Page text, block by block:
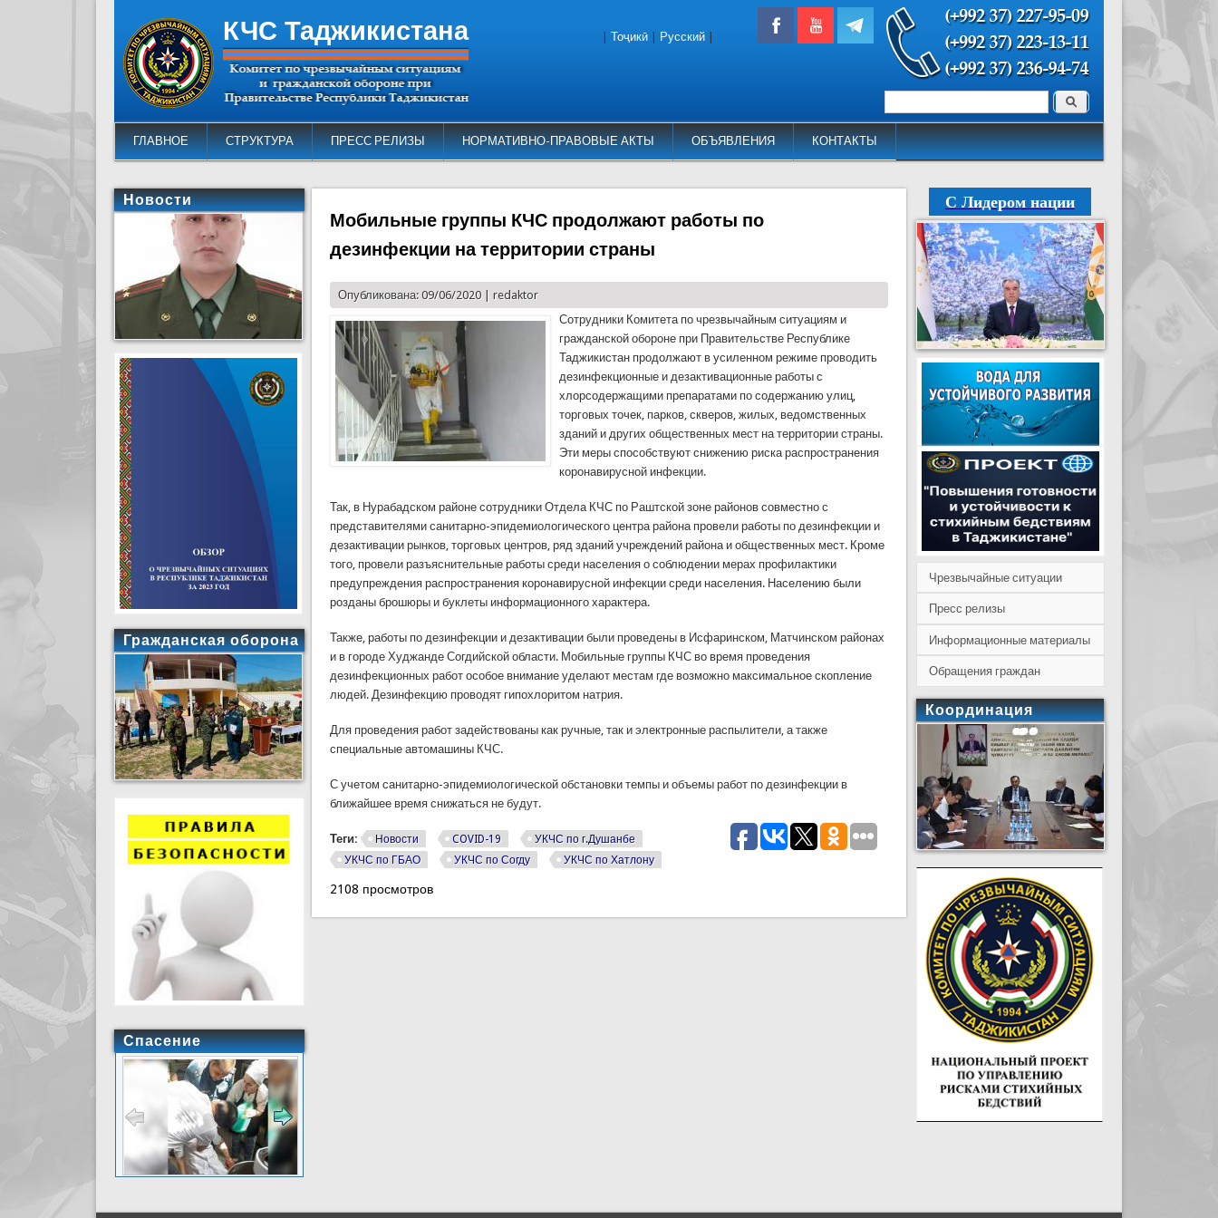
КЧС Таджикистана
ГЛАВНОЕ СТРУКТУРА ПРЕСС РЕЛИЗЫ НОРМАТИВНО-ПРАВОВЫЕ АКТЫ ОБЪЯВЛЕНИЯ КОНТАКТЫ
Форма поиска Поиск
Тоҷикӣ Русский
Мобильные группы КЧС продолжают работы по
дезинфекции на территории страны
Опубликована: 09/06/2020 |redaktor
Сотрудники Комитета по чрезвычайным ситуациям и
гражданской обороне при Правительстве Республике
Таджикистан продолжают в усиленном режиме проводить
дезинфекционные и дезактивационные работы с
хлорсодержащими препаратами по содержанию улиц,
торговых точек, парков, скверов, жилых, ведомственных
зданий и других общественных мест на территории страны.
Эти меры способствуют снижению риска распространения
коронавирусной инфекции.
Так, в Нурабадском районе сотрудники Отдела КЧС по Раштской зоне районов совместно с
представителями санитарно-эпидемиологического центра района провели работы по дезинфекции и
дезактивации рынков, торговых центров, ряд зданий учреждений района и общественных мест. Кроме
того, провели разъяснительные работы среди населения о соблюдении мерах профилактики
предупреждения распространения коронавирусной инфекции среди населения. Населению были
розданы брошюры и буклеты информационного характера.
Также, работы по дезинфекции и дезактивации были проведены в Исфаринском, Матчинском районах
и в городе Худжанде Согдийской области. Мобильные группы КЧС во время проведения
дезинфекционных работ особое внимание уделают местам где возможно максимальное скопление
людей. Дезинфекцию проводят гипохлоритом натрия.
Для проведения работ задействованы как ручные, так и электронные распылители, а также
специальные автомашины КЧС.
С учетом санитарно-эпидемиологической обстановки темпы и объемы работ по дезинфекции в
ближайшее время снижаться не будут.
Теги: Новости COVID-19
УКЧС по г.Душанбе
УКЧС по ГБАО
УКЧС по Согду УКЧС по Хатлону
2108 просмотров
Новости
Гражданская оборона
Спасение
С Лидером нации
Чрезвычайные ситуации
Пресс релизы
Информационные материалы
Обращения граждан
Координация